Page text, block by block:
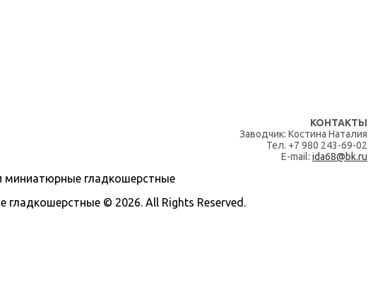
КОНТАКТЫ
Заводчик: Костина Наталия
Тел. +7 980 243-69-02
E-mail: ida68@bk.ru
© 2026. All Rights Reserved.